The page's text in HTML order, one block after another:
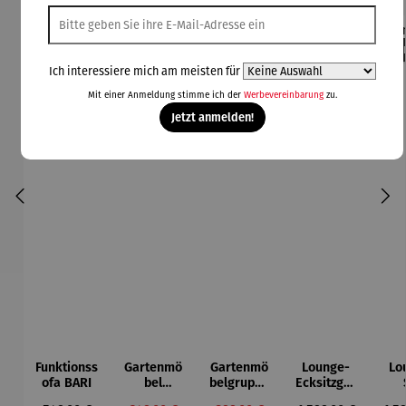
Funktionss
ofa BARI
Rabatt
Gartenmö
bel
Rabatt
Gartenmö
belgruppe
Lounge-
Ecksitzgru
Ich interessiere mich am meisten für
Mit einer Anmeldung stimme ich der Werbevereinbarungzu.
Jetzt anmelden!